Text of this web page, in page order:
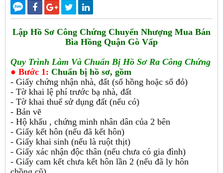
Lập Hồ Sơ Công Chứng Chuyển Nhượng Mua Bán
Bìa Hồng Quận Gò Vấp
Quy Trình Làm Và Chuẩn Bị Hồ Sơ Ra Công Chứng
● Bước 1: Chuẩn bị hồ sơ, gồm
- Giấy chứng nhận nhà, đất (sổ hồng hoặc sổ đỏ)
- Tờ khai lệ phí trước bạ nhà, đất
- Tờ khai thuế sử dụng đất (nếu có)
- Bản vẽ
- Hộ khẩu , chứng minh nhân dân của 2 bên
- Giấy kết hôn (nếu đã kết hôn)
- Giấy khai sinh (nếu là ruột thịt)
- Giấy xác nhận độc thân (nếu chưa có gia đình)
- Giấy cam kết chưa kết hôn lần 2 (nếu đã ly hôn